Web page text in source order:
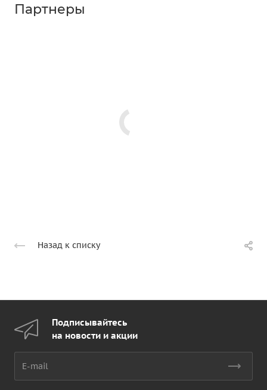
Партнеры
Назад к списку
Подписывайтесь
на новости и акции